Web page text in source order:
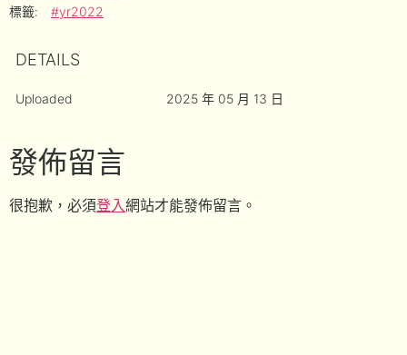
標籤:
#yr2022
DETAILS
Uploaded 2025 年 05 月 13 日
發佈留言
很抱歉，必須登入網站才能發佈留言。